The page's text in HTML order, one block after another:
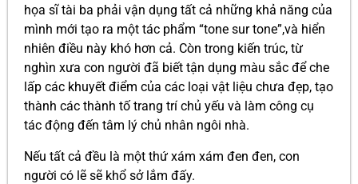
họa sĩ tài ba phải vận dụng tất cả những khả năng của
mình mới tạo ra một tác phẩm “tone sur tone”,và hiển
nhiên điều này khó hơn cả. Còn trong kiến trúc, từ
nghìn xưa con người đã biết tận dụng màu sắc để che
lấp các khuyết điểm của các loại vật liệu chưa đẹp, tạo
thành các thành tố trang trí chủ yếu và làm công cụ
tác động đến tâm lý chủ nhân ngôi nhà.
Nếu tất cả đều là một thứ xám xám đen đen, con
người có lẽ sẽ khổ sở lắm đấy.